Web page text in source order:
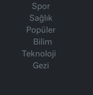
Spor
Sağlık
Popüler
Bilim
Teknoloji
Gezi